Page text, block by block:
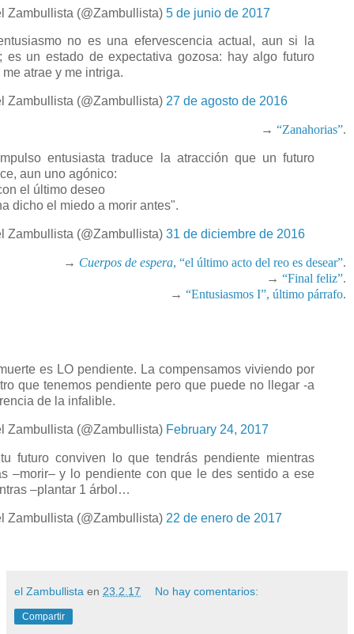
Zambullista (@Zambullista) 5 de junio de 2017
no es una efervescencia actual, aun si la
es un estado de expectativa gozosa: hay algo futuro
me atrae y me intriga.
Zambullista (@Zambullista) 27 de agosto de 2016
→ “Zanahorias”.
entusiasta traduce la atracción que un futuro
aun uno agónico:
el último deseo
dicho el miedo a morir antes".
Zambullista (@Zambullista) 31 de diciembre de 2016
→ Cuerpos de espera, “el último acto del reo es desear”.
→ “Final feliz”.
→ “Entusiasmos I”, último párrafo.
es LO pendiente. La compensamos viviendo por
que tenemos pendiente pero que puede no llegar -a
de la infalible.
Zambullista (@Zambullista) February 24, 2017
futuro conviven lo que tendrás pendiente mientras
–morir– y lo pendiente con que le des sentido a ese
–plantar 1 árbol…
Zambullista (@Zambullista) 22 de enero de 2017
el Zambullista en 23.2.17 No hay comentarios:
Compartir